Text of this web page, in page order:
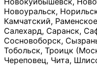
Новоуральск,
Камчатский,
Салехард, Саранск,
Сосновоборск,
Тобольск, Троицк
Череповец, Чита,